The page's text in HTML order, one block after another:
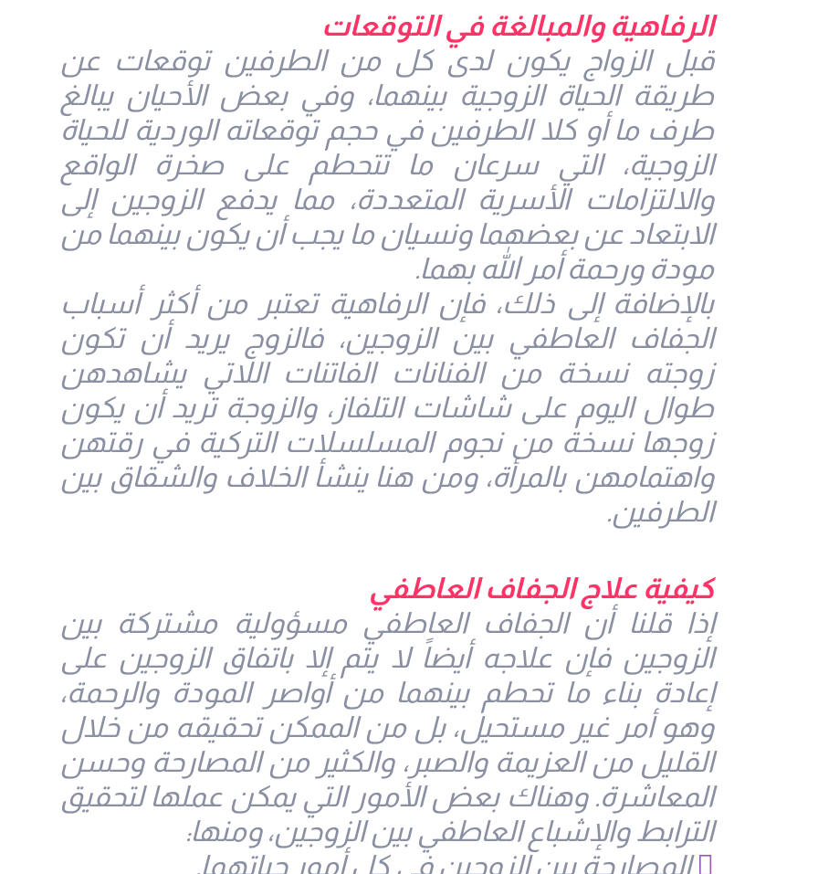
الرفاهية والمبالغة في التوقعات
قبل الزواج يكون لدى كل من الطرفين توقعات عن
طريقة الحياة الزوجية بينهما، وفي بعض الأحيان يبالغ
طرف ما أو كلا الطرفين في حجم توقعاته الوردية للحياة
الزوجية، التي سرعان ما تتحطم على صخرة الواقع
والالتزامات الأسرية المتعددة، مما يدفع الزوجين إلى
الابتعاد عن بعضهما ونسيان ما يجب أن يكون بينهما من
مودة ورحمة أمر الله بهما.
بالإضافة إلى ذلك، فإن الرفاهية تعتبر من أكثر أسباب
الجفاف العاطفي بين الزوجين، فالزوج يريد أن تكون
زوجته نسخة من الفنانات الفاتنات اللاتي يشاهدهن
طوال اليوم على شاشات التلفاز، والزوجة تريد أن يكون
زوجها نسخة من نجوم المسلسلات التركية في رقتهن
واهتمامهن بالمرأة، ومن هنا ينشأ الخلاف والشقاق بين
الطرفين.
كيفية علاج الجفاف العاطفي
إذا قلنا أن الجفاف العاطفي مسؤولية مشتركة بين
الزوجين فإن علاجه أيضاً لا يتم إلا باتفاق الزوجين على
إعادة بناء ما تحطم بينهما من أواصر المودة والرحمة،
وهو أمر غير مستحيل، بل من الممكن تحقيقه من خلال
القليل من العزيمة والصبر، والكثير من المصارحة وحسن
المعاشرة. وهناك بعض الأمور التي يمكن عملها لتحقيق
الترابط والإشباع العاطفي بين الزوجين، ومنها:
المصارحة بين الزوجين في كل أمور حياتهما.